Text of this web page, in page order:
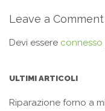
Leave a Comment
Devi essere connesso
ULTIMI ARTICOLI
Riparazione forno a